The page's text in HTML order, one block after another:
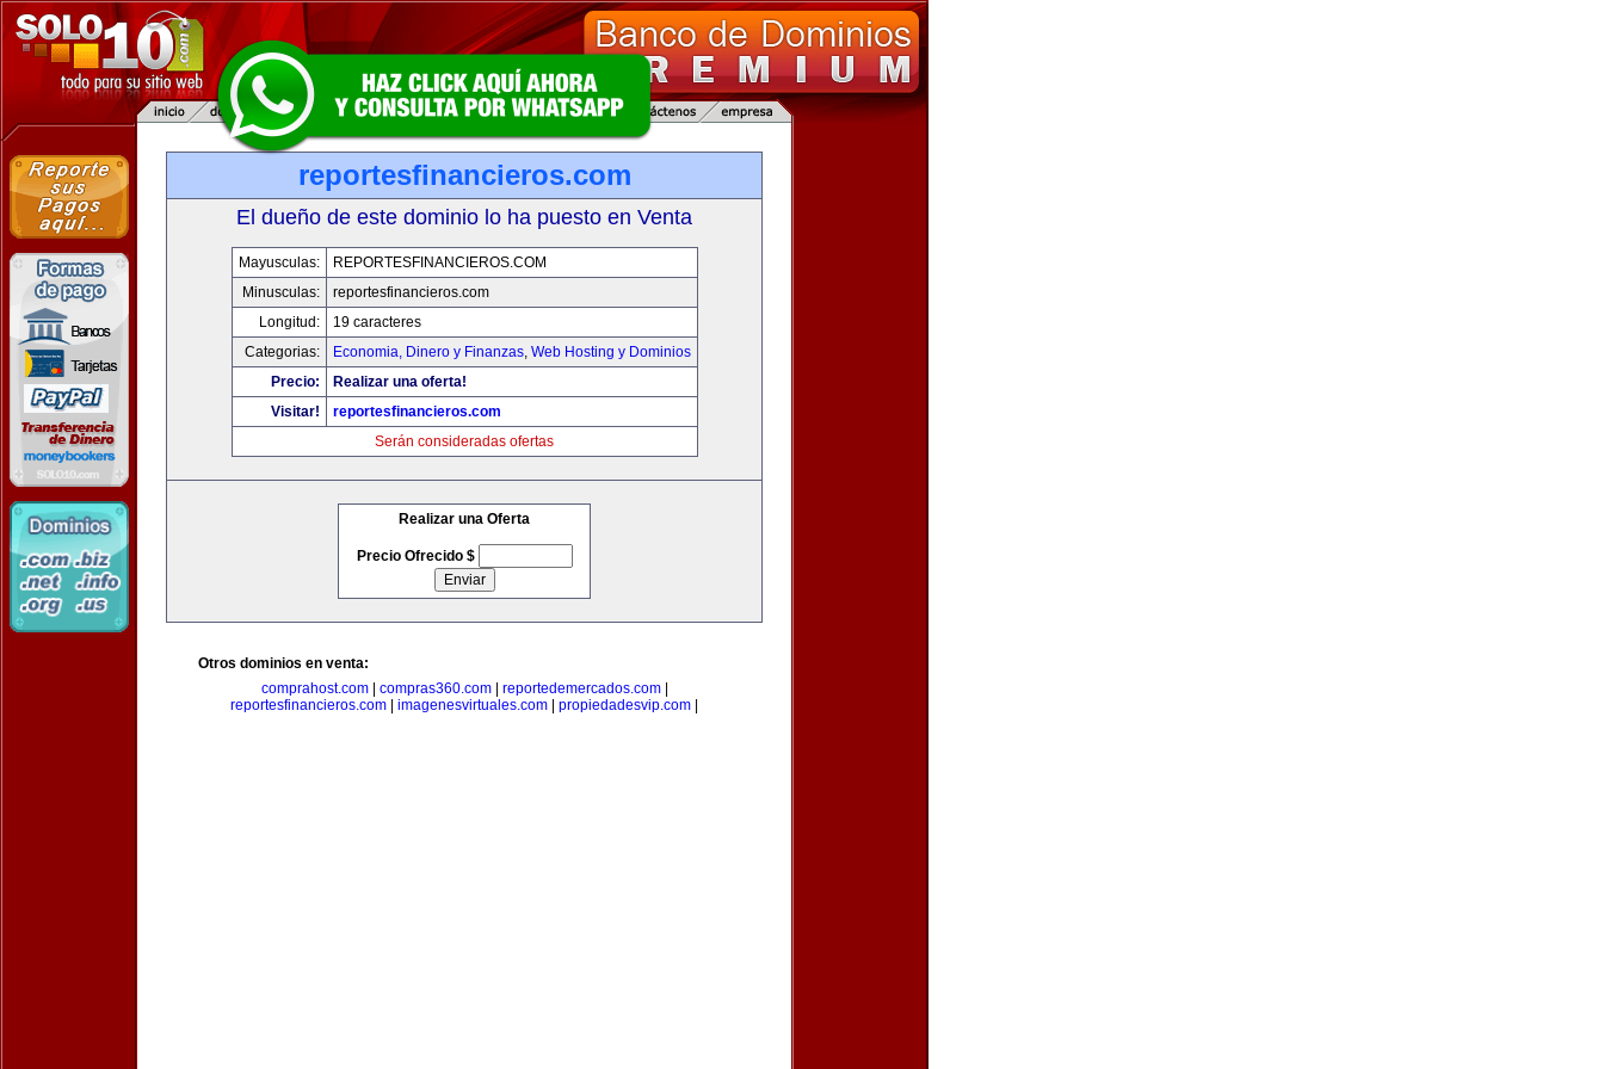
reportesfinancieros.com
El dueño de este dominio lo ha puesto en Venta
Mayusculas:
REPORTESFINANCIEROS.COM
Minusculas:
reportesfinancieros.com
Longitud:
19 caracteres
Categorias:
Economia, Dinero y Finanzas, Web Hosting y Dominios
Precio:
Realizar una oferta!
Visitar!
reportesfinancieros.com
Serán consideradas ofertas
Realizar una Oferta
Precio Ofrecido $
Otros dominios en venta:
comprahost.com| compras360.com| reportedemercados.com|
reportesfinancieros.com
imagenesvirtuales.com propiedadesvip.com